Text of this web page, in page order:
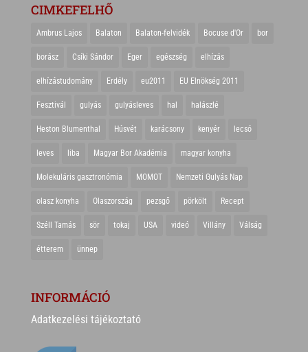
CIMKEFELHŐ
Ambrus Lajos Balaton Balaton-felvidék Bocuse d'Or bor
borász Csíki Sándor Eger egészség elhízás
elhízástudomány Erdély eu2011 EU Elnökség 2011
Fesztivál gulyás gulyásleves hal halászlé
Heston Blumenthal Húsvét karácsony kenyér lecsó
leves liba Magyar Bor Akadémia magyar konyha
Molekuláris gasztronómia MOMOT Nemzeti Gulyás Nap
olasz konyha Olaszország pezsgő pörkölt Recept
Széll Tamás sör tokaj USA videó Villány Válság
étterem ünnep
INFORMÁCIÓ
Adatkezelési tájékoztató